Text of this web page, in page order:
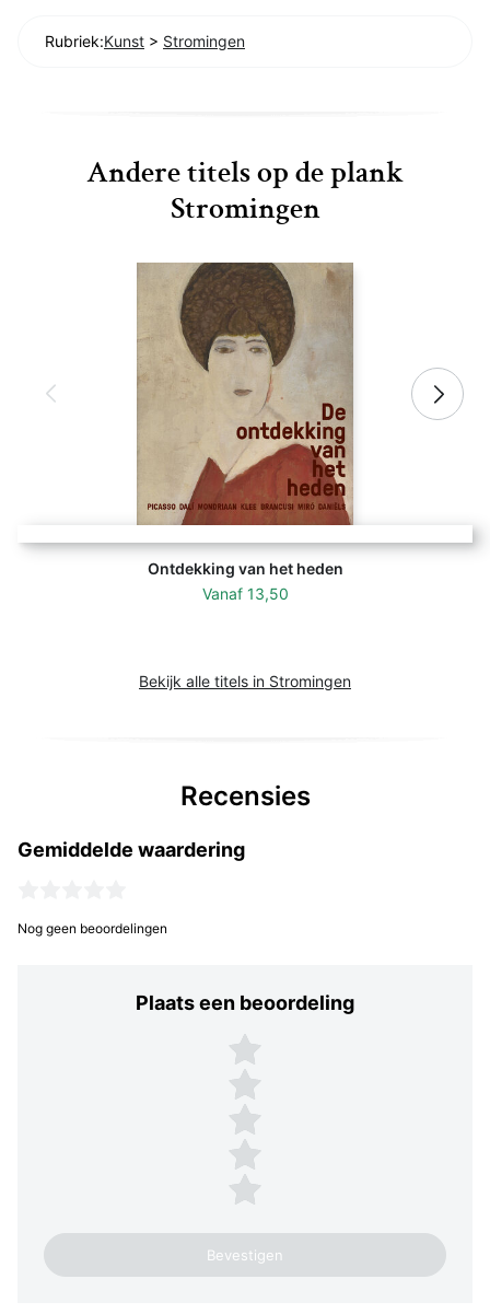
Rubriek:Kunst > Stromingen
Andere titels op de plank
Stromingen
Ontdekking van het heden
Vanaf 13,50
Bekijk alle titels in Stromingen
Recensies
Gemiddelde waardering
Nog geen beoordelingen
Plaats een beoordeling
Plaats een beoordeling
5 sterren
4 sterren
3 sterren
2 sterren
1 ster